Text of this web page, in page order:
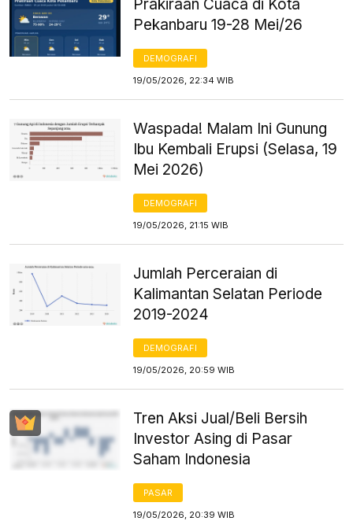
Prakiraan Cuaca di Kota
Pekanbaru 19-28 Mei/26
DEMOGRAFI
19/05/2026, 22:34 WIB
Waspada! Malam Ini Gunung
Ibu Kembali Erupsi (Selasa, 19
Mei 2026)
DEMOGRAFI
19/05/2026, 21:15 WIB
Jumlah Perceraian di
Kalimantan Selatan Periode
2019-2024
DEMOGRAFI
19/05/2026, 20:59 WIB
Tren Aksi Jual/Beli Bersih
Investor Asing di Pasar
Saham Indonesia
PASAR
19/05/2026, 20:39 WIB